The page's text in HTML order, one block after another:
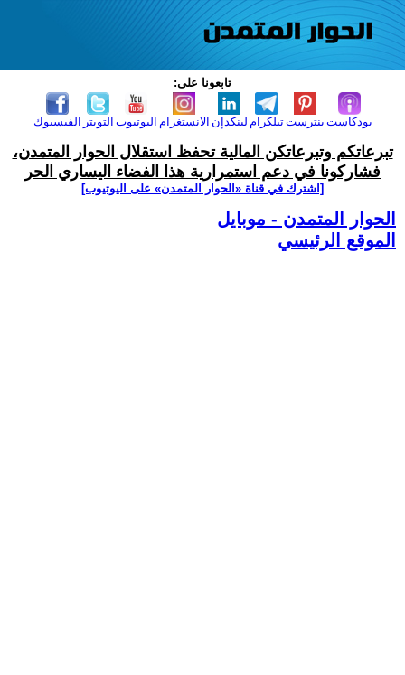
تابعونا على:
الفيسبوك التويتر اليوتيوب الانستغرام لينكدإن تيلكرامبنترست بودكاست
تبرعاتكم وتبرعاتكن المالية تحفظ استقلال الحوار المتمدن،
فشاركونا في دعم استمرارية هذا الفضاء اليساري الحر
[اشترك في قناة ‫«الحوار المتمدن» على اليوتيوب]
الحوار المتمدن - موبايل
الموقع الرئيسي